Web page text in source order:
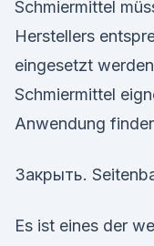
Schmiermittel
Herstellers
eingesetzt
Schmiermittel
Anwendung
Закрыть.
Es ist eines der